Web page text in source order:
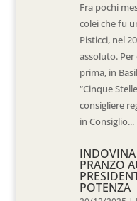
Fra pochi
colei che fu
Pisticci, nel
assoluto.
prima, in
“Cinque
consigliere
in Consiglio...
PRANZO
POTENZA